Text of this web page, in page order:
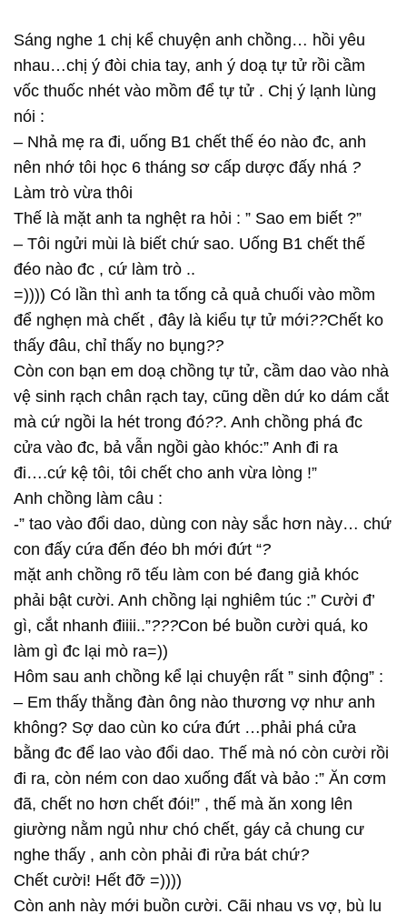
Sáng nghe 1 chị kể chuyện anh chồng… hồi yêu
nhau…chị ý đòi chia tay, anh ý doạ tự tử rồi cầm
vốc thuốc nhét vào mồm để tự tử . Chị ý lạnh lùng
nói :
– Nhả mẹ ra đi, uống B1 chết thế éo nào đc, anh
nên nhớ tôi học 6 tháng sơ cấp dược đấy nhá ?
Làm trò vừa thôi
Thế là mặt anh ta nghệt ra hỏi : ” Sao em biết ?”
– Tôi ngửi mùi là biết chứ sao. Uống B1 chết thế
đéo nào đc , cứ làm trò ..
=)))) Có lần thì anh ta tống cả quả chuối vào mồm
để nghẹn mà chết , đây là kiểu tự tử mới??Chết ko
thấy đâu, chỉ thấy no bụng??
Còn con bạn em doạ chồng tự tử, cầm dao vào nhà
vệ sinh rạch chân rạch tay, cũng dền dứ ko dám cắt
mà cứ ngồi la hét trong đó??. Anh chồng phá đc
cửa vào đc, bả vẫn ngồi gào khóc:” Anh đi ra
đi….cứ kệ tôi, tôi chết cho anh vừa lòng !”
Anh chồng làm câu :
-” tao vào đổi dao, dùng con này sắc hơn này… chứ
con đấy cứa đến đéo bh mới đứt “?
mặt anh chồng rõ tếu làm con bé đang giả khóc
phải bật cười. Anh chồng lại nghiêm túc :” Cười đ’
gì, cắt nhanh điiii..”???Con bé buồn cười quá, ko
làm gì đc lại mò ra=))
Hôm sau anh chồng kể lại chuyện rất ” sinh động” :
– Em thấy thằng đàn ông nào thương vợ như anh
không? Sợ dao cùn ko cứa đứt …phải phá cửa
bằng đc để lao vào đổi dao. Thế mà nó còn cười rồi
đi ra, còn ném con dao xuống đất và bảo :” Ăn cơm
đã, chết no hơn chết đói!” , thế mà ăn xong lên
giường nằm ngủ như chó chết, gáy cả chung cư
nghe thấy , anh còn phải đi rửa bát chứ?
Chết cười! Hết đỡ =))))
Còn anh này mới buồn cười. Cãi nhau vs vợ, bù lu